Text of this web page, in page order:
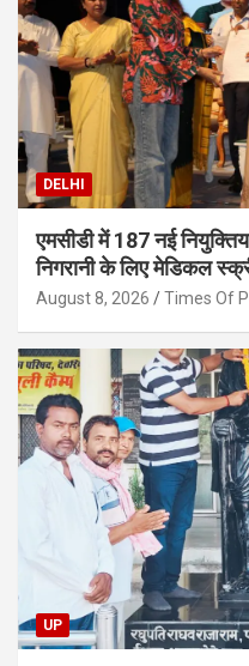
DELHI
एमसीडी में 187 नई
निगरानी के लिए मेडिकल
August 8, 2026 Times Of
UP